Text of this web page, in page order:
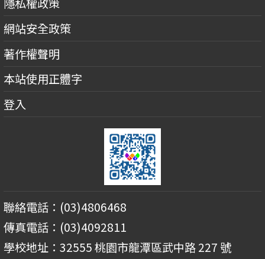
網站安全政策
著作權聲明
本站使用正體字
登入
聯絡電話：(03)4806468
傳真電話：(03)4092811
學校地址：32555 桃園市龍潭區武中路 227 號